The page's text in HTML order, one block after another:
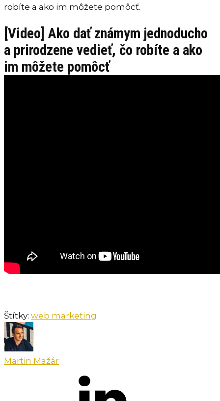
robíte a ako im môžete pomôcť.
[Video] Ako dať známym jednoducho
a prirodzene vedieť, čo robíte a ako
im môžete pomôcť
Štítky: web marketing
Martin Mažár